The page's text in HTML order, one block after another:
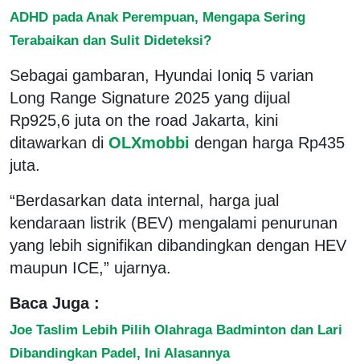
ADHD pada Anak Perempuan, Mengapa Sering
Terabaikan dan Sulit Dideteksi?
Sebagai gambaran, Hyundai Ioniq 5 varian
Long Range Signature 2025 yang dijual
Rp925,6 juta on the road Jakarta, kini
ditawarkan di OLXmobbi dengan harga Rp435
juta.
“Berdasarkan data internal, harga jual
kendaraan listrik (BEV) mengalami penurunan
yang lebih signifikan dibandingkan dengan HEV
maupun ICE,” ujarnya.
Baca Juga :
Joe Taslim Lebih Pilih Olahraga Badminton dan Lari
Dibandingkan Padel, Ini Alasannya